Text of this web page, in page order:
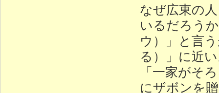
なぜ広東の
いるだろう
ウ）」と言
る）」に近
「一家がそ
にザボンを